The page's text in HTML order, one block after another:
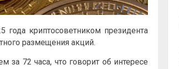
года криптосоветником президента
размещения акций.
72 часа, что говорит об интересе